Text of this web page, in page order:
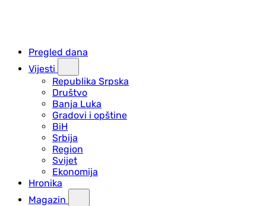
Pregled dana
Vijesti
Republika Srpska
Društvo
Banja Luka
Gradovi i opštine
BiH
Srbija
Region
Svijet
Ekonomija
Hronika
Magazin